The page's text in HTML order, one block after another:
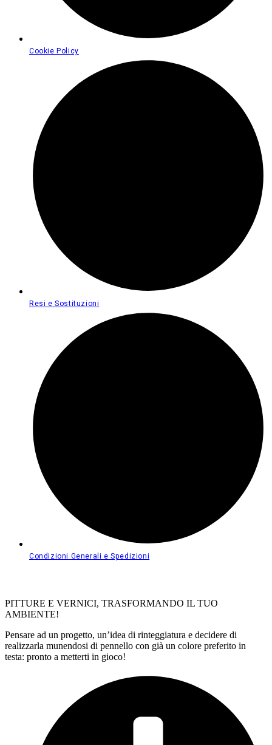
Cookie Policy
Resi e Sostituzioni
Condizioni Generali e Spedizioni
PITTURE E VERNICI, TRASFORMANDO IL TUO
AMBIENTE!
Pensare ad un progetto, un’idea di rinteggiatura e decidere di
realizzarla munendosi di pennello con già un colore preferito in
testa: pronto a metterti in gioco!